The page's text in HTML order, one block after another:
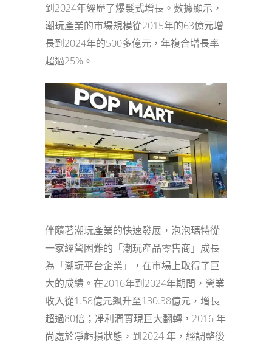
到2024年經歷了爆髮式增長。數據顯示，
潮玩產業的市場規模從2015年的63億元增
長到2024年的500多億元，年複合增長率
超過25%。
伴隨著潮玩產業的快速發展，泡泡瑪特從
一家經營困難的「潮玩產品零售商」成長
為「潮玩平台企業」，在市場上取得了巨
大的成績。在2016年到2024年期間，營業
收入從1.58億元飆升至130.38億元，增長
超過80倍；凈利潤實現巨大翻轉，2016 年
尚處於凈虧損狀態，到2024 年，經調整後